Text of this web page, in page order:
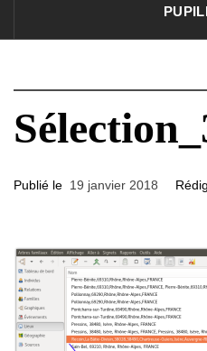
Publié le 19 janvier 2018